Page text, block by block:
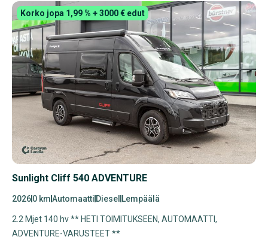
Korko jopa 1,99 % + 3000 € edut
Sunlight Cliff 540 ADVENTURE
20260 kmAutomaatti Diesel Lempäälä
2.2 Mjet 140 hv ** HETI TOIMITUKSEEN, AUTOMAATTI,
ADVENTURE-VARUSTEET **